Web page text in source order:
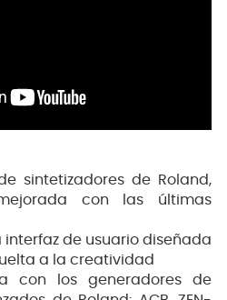
sintetizadores de Roland,
con las últimas
interfaz de usuario diseñada
a la creatividad
con los generadores de